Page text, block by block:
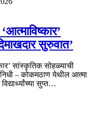
सुरुवात’
सांस्कृतिक सोहळ्याची
– कोकमठाण येथील आत्मा
सुप्त…